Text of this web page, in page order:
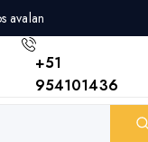
avalan
+51
954101436